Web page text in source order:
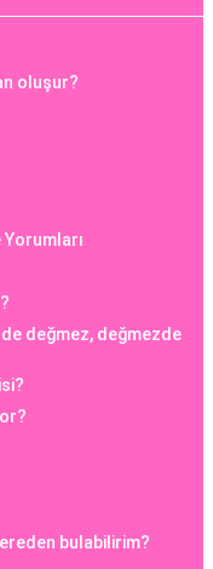
oluşur?
Yorumları
değmez, değmezde
bulabilirim?